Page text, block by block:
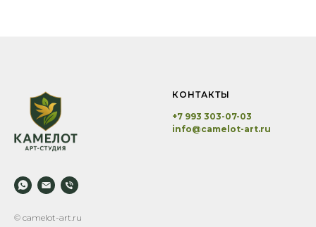
© camelot-art.ru
КОНТАКТЫ
+7 993 303-07-03
info@camelot-art.ru